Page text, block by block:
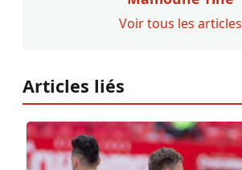
Voir tous les articles
Articles liés